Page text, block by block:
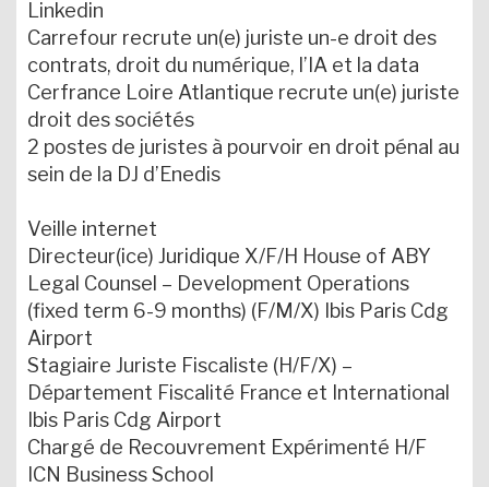
n
o
n
u
Linkedin
Carrefour recrute un(e) juriste un-e droit des
contrats, droit du numérique, l’IA et la data
Cerfrance Loire Atlantique recrute un(e) juriste
droit des sociétés
2 postes de juristes à pourvoir en droit pénal au
sein de la DJ d’Enedis
Veille internet
Directeur(ice) Juridique X/F/H House of ABY
Legal Counsel – Development Operations
(fixed term 6-9 months) (F/M/X) Ibis Paris Cdg
Airport
Stagiaire Juriste Fiscaliste (H/F/X) –
Département Fiscalité France et International
Ibis Paris Cdg Airport
Chargé de Recouvrement Expérimenté H/F
ICN Business School